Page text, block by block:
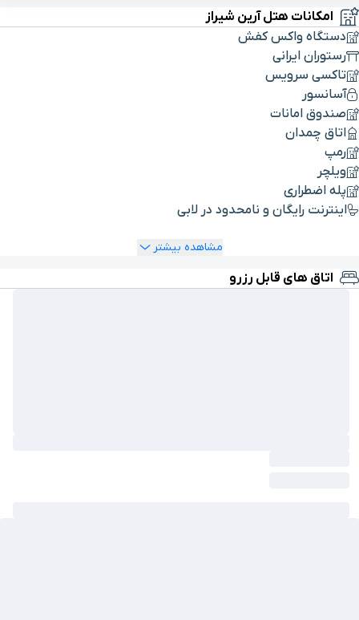
امکانات هتل آرین شیراز
دستگاه واکس کفش
رستوران ایرانی
تاکسی سرویس
آسانسور
صندوق امانات
اتاق چمدان
رمپ
ویلچر
پله اضطراری
اینترنت رایگان و نامحدود در لابی
مشاهده بیشتر
اتاق های قابل رزرو